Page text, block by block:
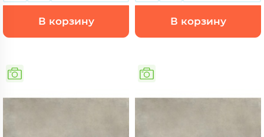
В корзину В корзину